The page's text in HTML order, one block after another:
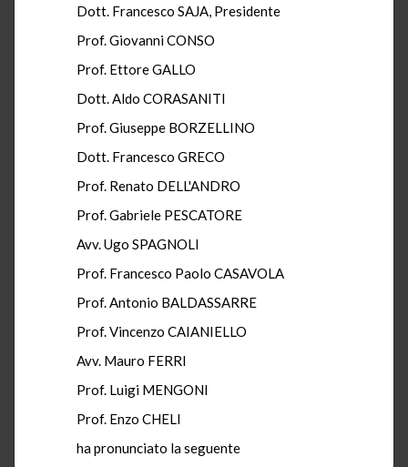
Dott. Francesco SAJA, Presidente
Prof. Giovanni CONSO
Prof. Ettore GALLO
Dott. Aldo CORASANITI
Prof. Giuseppe BORZELLINO
Dott. Francesco GRECO
Prof. Renato DELL'ANDRO
Prof. Gabriele PESCATORE
Avv. Ugo SPAGNOLI
Prof. Francesco Paolo CASAVOLA
Prof. Antonio BALDASSARRE
Prof. Vincenzo CAIANIELLO
Avv. Mauro FERRI
Prof. Luigi MENGONI
Prof. Enzo CHELI
ha pronunciato la seguente